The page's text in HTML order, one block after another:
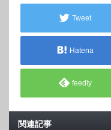
Tweet
Hatena
feedly
関連記事